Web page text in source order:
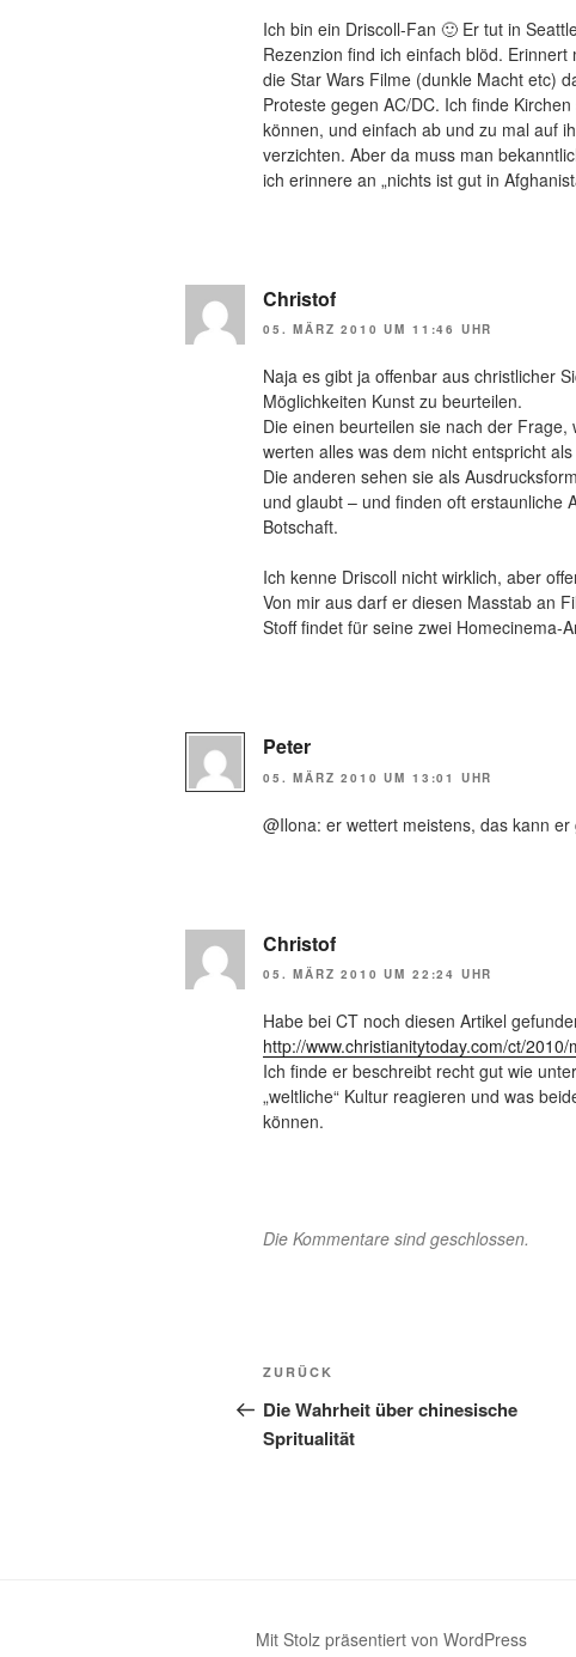
Ich bin ein Driscoll-Fan 🙂 Er tut in
Rezenzion find ich einfach blöd.
die Star Wars Filme (dunkle Macht etc)
Proteste gegen AC/DC. Ich finde
können, und einfach ab und zu mal auf
verzichten. Aber da muss man
ich erinnere an „nichts ist gut in
Christof
05. MÄRZ 2010 UM 11:46 UHR
Naja es gibt ja offenbar aus christlicher
Möglichkeiten Kunst zu beurteilen.
Die einen beurteilen sie nach der
werten alles was dem nicht entspricht als
Die anderen sehen sie als
und glaubt – und finden oft erstaunliche
Botschaft.
Ich kenne Driscoll nicht wirklich, aber
Von mir aus darf er diesen Masstab an
Stoff findet für seine zwei Homecinema-
Peter
05. MÄRZ 2010 UM 13:01 UHR
@Ilona: er wettert meistens, das kann
Christof
05. MÄRZ 2010 UM 22:24 UHR
Habe bei CT noch diesen Artikel
http://www.christianitytoday.com/ct/
Ich finde er beschreibt recht gut wie
„weltliche“ Kultur reagieren und was
können.
Die Kommentare sind geschlossen.
Beitragsnavigation
Vorheriger
Beitrag
ZURÜCK
Die Wahrheit über chinesische
Spritualität
Mit Stolz präsentiert von WordPress